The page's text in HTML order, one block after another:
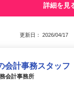
詳細を見
更新日： 2026/04/17
会計事務スタッフ
会計事務所